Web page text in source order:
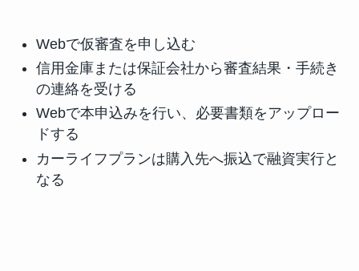
Webで仮審査を申し込む
信用金庫または保証会社から審査結果・手続き
の連絡を受ける
Webで本申込みを行い、必要書類をアップロー
ドする
カーライフプランは購入先へ振込で融資実行と
なる